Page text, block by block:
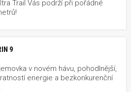
Trail Vás podrží při pořádné
9
v novém hávu, pohodlnější,
energie a bezkonkurenční